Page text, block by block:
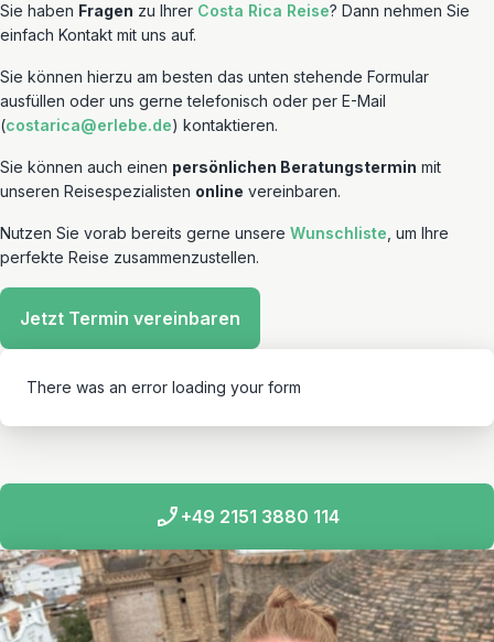
Sie haben Fragen zu Ihrer Costa Rica Reise? Dann nehmen Sie
einfach Kontakt mit uns auf.
Sie können hierzu am besten das unten stehende Formular
ausfüllen oder uns gerne telefonisch oder per E-Mail
(costarica@erlebe.de) kontaktieren.
Sie können auch einen persönlichen Beratungstermin mit
unseren Reisespezialisten online vereinbaren.
Nutzen Sie vorab bereits gerne unsere Wunschliste , um Ihre
perfekte Reise zusammenzustellen.
Jetzt Termin vereinbaren
There was an error loading your form
+49 2151 3880 114